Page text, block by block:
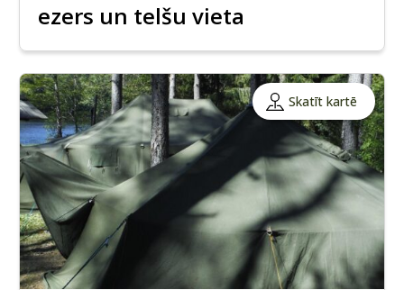
ezers un telšu vieta
Skatīt kartē